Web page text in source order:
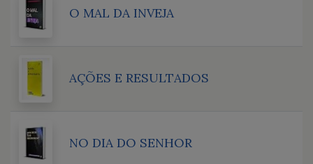
O MAL DA INVEJA
AÇÕES E RESULTADOS
NO DIA DO SENHOR